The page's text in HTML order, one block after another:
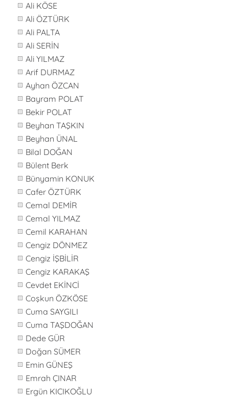
Ali KÖSE
Ali ÖZTÜRK
Ali PALTA
Ali SERİN
Ali YILMAZ
Arif DURMAZ
Ayhan ÖZCAN
Bayram POLAT
Bekir POLAT
Beyhan TAŞKIN
Beyhan ÜNAL
Bilal DOĞAN
Bülent Berk
Bünyamin KONUK
Cafer ÖZTÜRK
Cemal DEMİR
Cemal YILMAZ
Cemil KARAHAN
Cengiz DÖNMEZ
Cengiz İŞBİLİR
Cengiz KARAKAŞ
Cevdet EKİNCİ
Coşkun ÖZKÖSE
Cuma SAYGILI
Cuma TAŞDOĞAN
Dede GÜR
Doğan SÜMER
Emin GÜNEŞ
Emrah ÇINAR
Ergün KICIKOĞLU